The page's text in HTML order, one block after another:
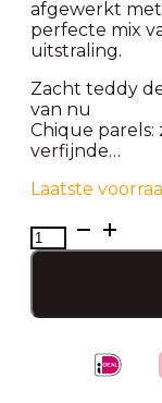
afgewerkt
perfecte mix
uitstraling.
Zacht teddy
van nu
Chique
verfijnde…
Laatste
Haarklem
met
Zwart